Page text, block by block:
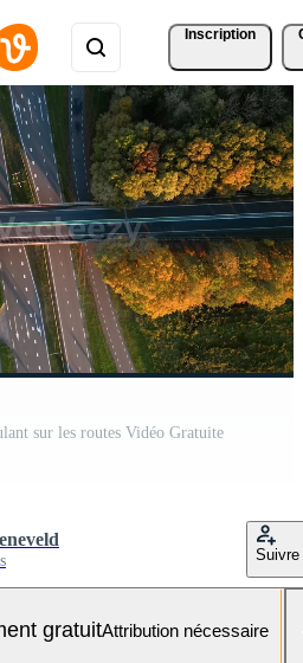
Inscription
sur les routes Vidéo Gratuite
Suivre
gratuitAttribution nécessaire